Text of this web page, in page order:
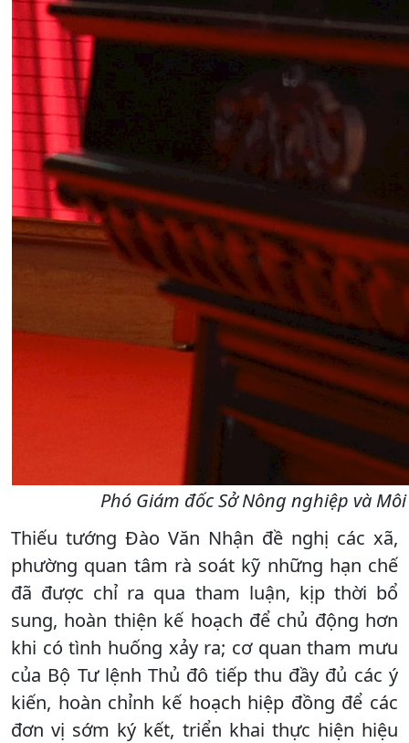
Phó Giám đốc Sở Nông nghiệp và
Thiếu tướng Đào Văn Nhận đề nghị các xã,
phường quan tâm rà soát kỹ những hạn chế
đã được chỉ ra qua tham luận, kịp thời bổ
sung, hoàn thiện kế hoạch để chủ động hơn
khi có tình huống xảy ra; cơ quan tham mưu
của Bộ Tư lệnh Thủ đô tiếp thu đầy đủ các ý
kiến, hoàn chỉnh kế hoạch hiệp đồng để các
đơn vị sớm ký kết, triển khai thực hiện hiệu